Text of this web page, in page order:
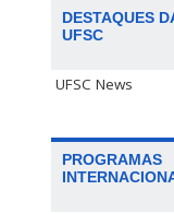
DESTAQUES
UFSC
UFSC News
PROGRAMAS